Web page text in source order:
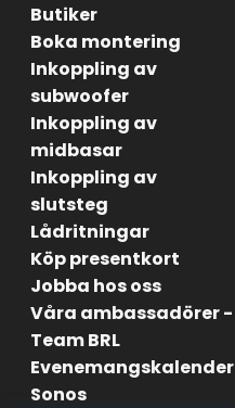
Butiker
Boka montering
Inkoppling av
subwoofer
Inkoppling av
midbasar
Inkoppling av
slutsteg
Lådritningar
Köp presentkort
Jobba hos oss
Våra ambassadörer -
Team BRL
Evenemangskalender
Sonos